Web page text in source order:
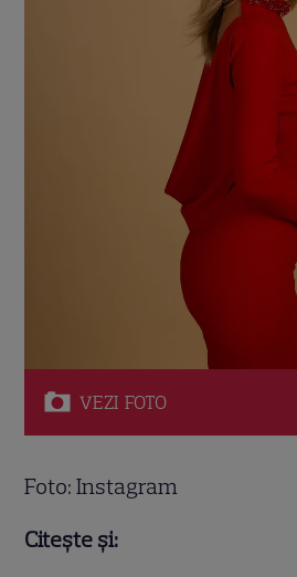
VEZI FOTO
Foto: Instagram
Citește și: